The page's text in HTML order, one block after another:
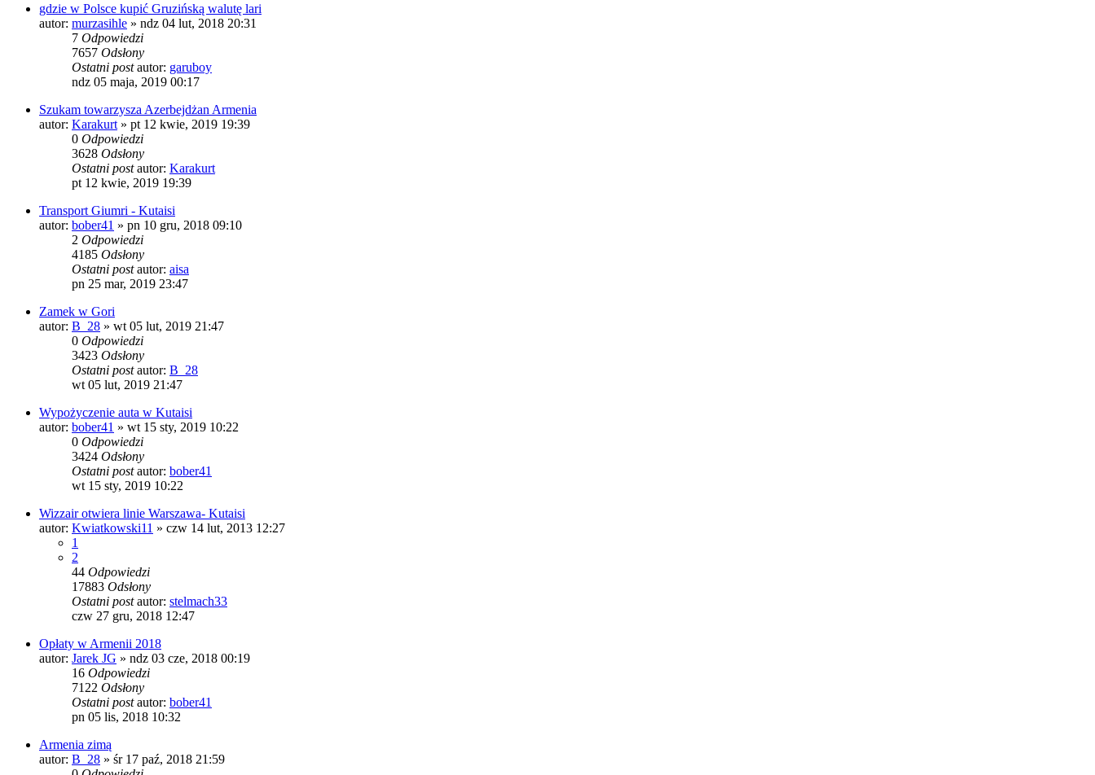
gdzie w Polsce kupić Gruzińską walutę lari
autor: murzasihle » ndz 04 lut, 2018 20:31
7 Odpowiedzi
7657 Odsłony
Ostatni postautor: garuboy
ndz 05 maja, 2019 00:17
Szukam towarzysza Azerbejdżan Armenia
autor: Karakurt » pt 12 kwie, 2019 19:39
0 Odpowiedzi
3628 Odsłony
Ostatni postautor: Karakurt
pt 12 kwie, 2019 19:39
Transport Giumri - Kutaisi
autor: bober41 » pn 10 gru, 2018 09:10
2 Odpowiedzi
4185 Odsłony
Ostatni postautor: aisa
pn 25 mar, 2019 23:47
Zamek w Gori
autor: B_28 » wt 05 lut, 2019 21:47
0 Odpowiedzi
3423 Odsłony
Ostatni postautor: B_28
wt 05 lut, 2019 21:47
Wypożyczenie auta w Kutaisi
autor: bober41 » wt 15 sty, 2019 10:22
0 Odpowiedzi
3424 Odsłony
Ostatni postautor: bober41
wt 15 sty, 2019 10:22
Wizzair otwiera linie Warszawa- Kutaisi
autor: Kwiatkowski11 » czw 14 lut, 2013 12:27
1
2
44 Odpowiedzi
17883 Odsłony
Ostatni postautor: stelmach33
czw 27 gru, 2018 12:47
Opłaty w Armenii 2018
autor: Jarek JG » ndz 03 cze, 2018 00:19
16 Odpowiedzi
7122 Odsłony
Ostatni postautor: bober41
pn 05 lis, 2018 10:32
Armenia zimą
autor: B_28 » śr 17 paź, 2018 21:59